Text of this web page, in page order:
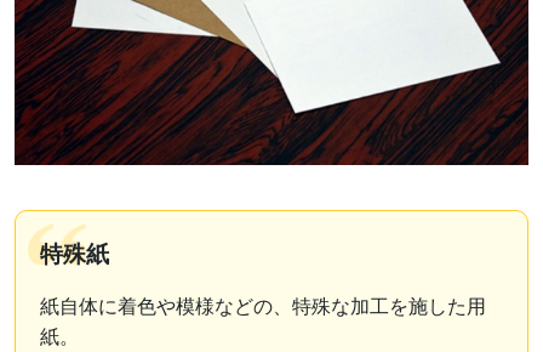
特殊紙
紙自体に着色や模様などの、特殊な加工を施した用
紙。